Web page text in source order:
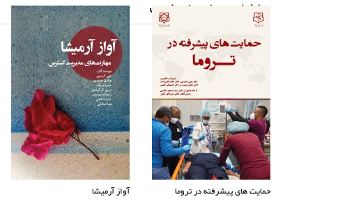
پرطرفدارترین های رسانه تخصصی
حمایت های پیشرفته در تروما آواز آرمیشا